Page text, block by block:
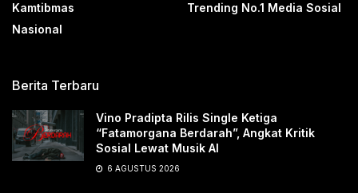
Kamtibmas
Nasional
Trending No.1 Media Sosial
Berita Terbaru
Vino Pradipta Rilis Single Ketiga
“Fatamorgana Berdarah”, Angkat Kritik
Sosial Lewat Musik AI
6 AGUSTUS 2026